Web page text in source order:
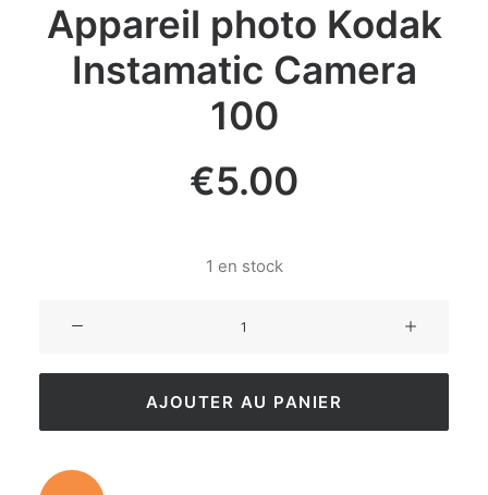
Appareil photo Kodak
Instamatic Camera
100
€5.00
1 en stock
AJOUTER AU PANIER